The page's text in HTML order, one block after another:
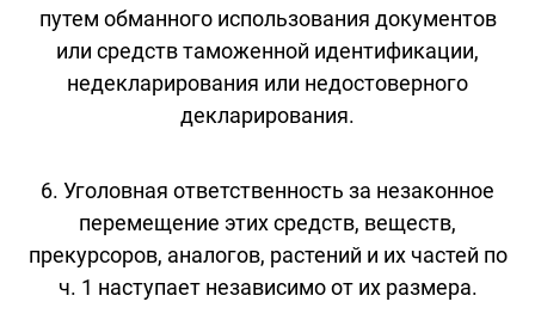
путем обманного использования документов
или средств таможенной идентификации,
недекларирования или недостоверного
декларирования.
6. Уголовная ответственность за незаконное
перемещение этих средств, веществ,
прекурсоров, аналогов, растений и их частей по
ч. 1 наступает независимо от их размера.